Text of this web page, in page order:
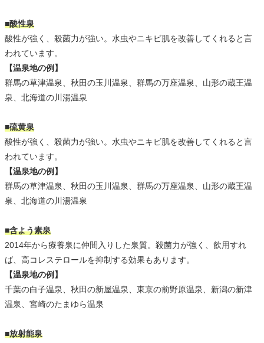
■酸性泉
酸性が強く、殺菌力が強い。水虫やニキビ肌を改善してくれると言
われています。
【温泉地の例】
群馬の草津温泉、秋田の玉川温泉、群馬の万座温泉、山形の蔵王温
泉、北海道の川湯温泉
■硫黄泉
酸性が強く、殺菌力が強い。水虫やニキビ肌を改善してくれると言
われています。
【温泉地の例】
群馬の草津温泉、秋田の玉川温泉、群馬の万座温泉、山形の蔵王温
泉、北海道の川湯温泉
■含よう素泉
2014年から療養泉に仲間入りした泉質。殺菌力が強く、飲用すれ
ば、高コレステロールを抑制する効果もあります。
【温泉地の例】
千葉の白子温泉、秋田の新屋温泉、東京の前野原温泉、新潟の新津
温泉、宮崎のたまゆら温泉
■放射能泉